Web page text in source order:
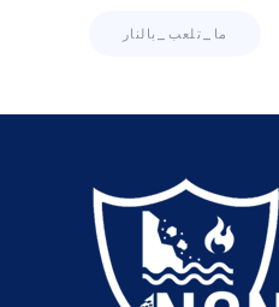
ما_تلعب_بالنار